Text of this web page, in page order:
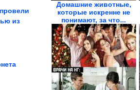
из
Домашние животные,
которые искренне не
понимают, за что...